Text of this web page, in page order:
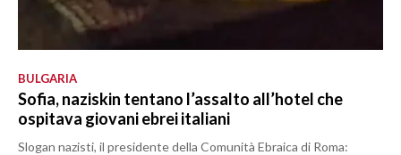
BULGARIA
Sofia, naziskin tentano l’assalto all’hotel che
ospitava giovani ebrei italiani
Slogan nazisti, il presidente della Comunità Ebraica di Roma: